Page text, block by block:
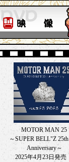
MOTOR MAN 25
～SUPER BELL"Z 25th
Anniversary～
2025年4月23日発売